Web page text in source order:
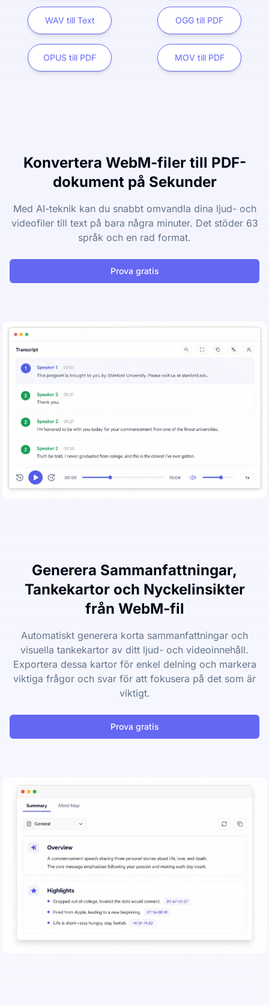
WAV till Text OGG till PDF
OPUS till PDF MOV till PDF
Konvertera WebM-filer till PDF-
dokument på Sekunder
Med AI-teknik kan du snabbt omvandla dina ljud- och
videofiler till text på bara några minuter. Det stöder 63
språk och en rad format.
Prova gratis
Generera Sammanfattningar,
Tankekartor och Nyckelinsikter
från WebM-fil
Automatiskt generera korta sammanfattningar och
visuella tankekartor av ditt ljud- och videoinnehåll.
Exportera dessa kartor för enkel delning och markera
viktiga frågor och svar för att fokusera på det som är
viktigt.
Prova gratis